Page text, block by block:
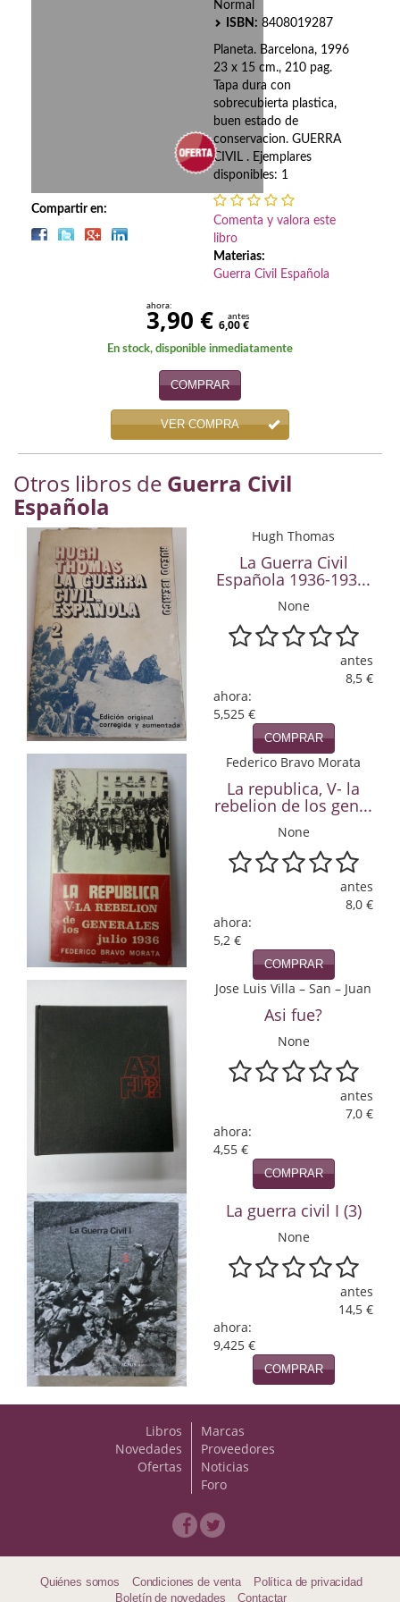
Deportes
Enciclopedias
Ensayo
Ensayo literario
Filosofía
Física y Química
Física y química
Guerra Civil Española
Historia
historia
Infantil y juvenil
Infantil y juvenil. Nuevo!!
Infantil y juvenil. Nuevo!!!
Informática
Literatura fantástica
Literatura hispanoamericana
Naturaleza
Novela Extranjera
Novela fantástica
Novela histórica
Novela negra
Novela romántica
Poesía
Compartir en:
Normal
ISBN: 8408019287
Planeta. Barcelona, 1996
23 x 15 cm., 210 pag.
Tapa dura con
sobrecubierta plastica,
buen estado de
conservacion. GUERRA
CIVIL . Ejemplares
disponibles: 1
Comenta y valora este
libro
Materias:
Guerra Civil Española
ahora:
3,90 € antes
6,00 €
En stock, disponible inmediatamente
COMPRAR
VER COMPRA
Otros libros de Guerra Civil
Española
Hugh Thomas
La Guerra Civil
Española 1936-193...
None
antes
8,5 €
ahora:
5,525 €
COMPRAR
Federico Bravo Morata
La republica, V- la
rebelion de los gen...
None
antes
8,0 €
ahora:
5,2 €
COMPRAR
Jose Luis Villa – San – Juan
Asi fue?
None
antes
7,0 €
ahora:
4,55 €
COMPRAR
La guerra civil I (3)
None
antes
14,5 €
ahora:
9,425 €
COMPRAR
Libros
Novedades
Ofertas
Marcas
Proveedores
Noticias
Foro
Quiénes somos Condiciones de venta
Política de privacidad
Boletín de novedades
Contactar